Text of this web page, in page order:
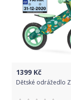
1399 Kč